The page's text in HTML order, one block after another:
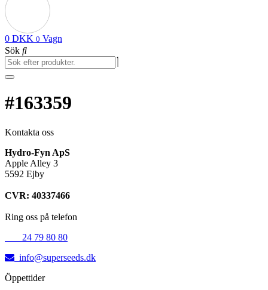
0 DKK 0 Vagn
Sök
#163359
Kontakta oss
Hydro-Fyn ApS
Apple Alley 3
5592 Ejby
CVR: 40337466
Ring oss på telefon
24 79 80 80
info@superseeds.dk
Öppettider